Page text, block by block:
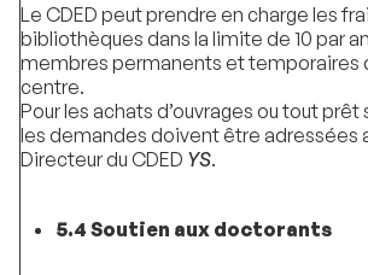
Le CDED peut prendre en charge les
bibliothèques dans la limite de 10 par
membres permanents et temporaires
Pour les achats d’ouvrages ou tout
les demandes doivent être adressées
Directeur du CDED YS.
5.4 Soutien aux doctorants